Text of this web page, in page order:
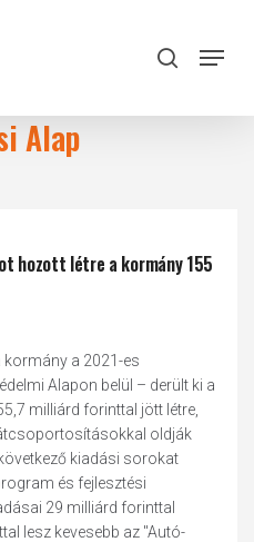
search
Menu
Alap
hozott létre a kormány 155
kormány a 2021-es
Alapon belül – derült ki a
milliárd forinttal jött létre,
oldják
kiadási sorokat
és fejlesztési
29 milliárd forinttal
lesz kevesebb az "Autó-
Close